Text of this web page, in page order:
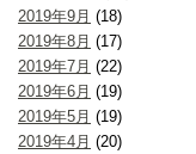
2019年9月 (18)
2019年8月 (17)
2019年7月 (22)
2019年6月 (19)
2019年5月 (19)
2019年4月 (20)